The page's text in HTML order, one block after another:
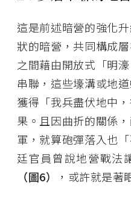
這是前述暗營的強化
狀的暗營，共同構成
之間藉由開放式「明
串聯，這些壕溝或地
獲得「我兵盡伏地中
果。且因曲折的關係
軍，就算砲彈落入也
廷官員曾說地營戰法
（圖6）
，或許就是著